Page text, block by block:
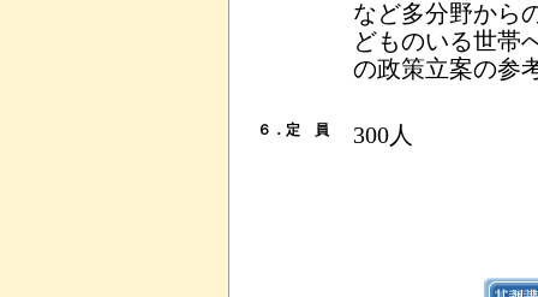
など多分野から
どものいる世帯
の政策立案の参
６．定 員 300人